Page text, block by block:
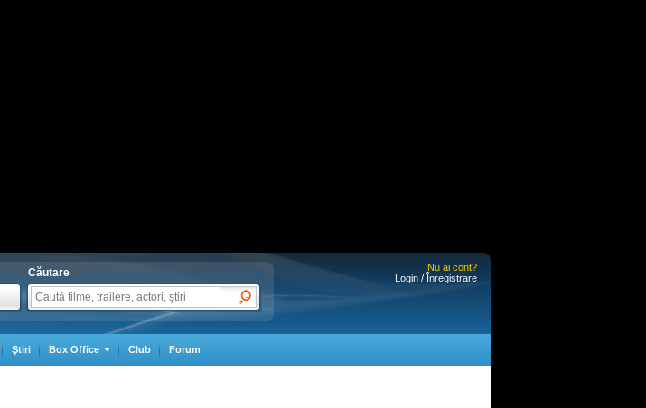
Căutare
Nu ai cont?
Login / Înregistrare
Ştiri Box Office Club Forum